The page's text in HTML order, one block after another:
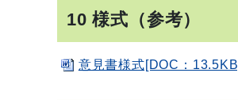
10 様式（参考）
意見書様式[DOC：